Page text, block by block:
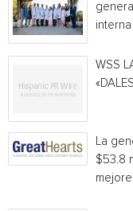
interna
WSS
La
$53.8